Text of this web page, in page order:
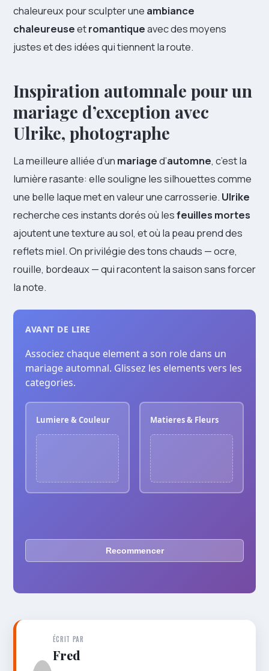
chaleureux pour sculpter une ambiance
chaleureuseetromantiqueavec des moyens
justes et des idées qui tiennent la route.
Inspiration automnale pour un
mariage d’exception avec
Ulrike, photographe
La meilleure alliée d’un mariaged’automne, c’est la
lumière rasante: elle souligne les silhouettes comme
une belle laque met en valeur une carrosserie. Ulrike
recherche ces instants dorés où lesfeuilles mortes
ajoutent une texture au sol, et où la peau prend des
reflets miel. On privilégie des tons chauds — ocre,
rouille, bordeaux — qui racontent la saison sans forcer
la note.
AVANT DE LIRE
Associez chaque element a son role dans un
mariage automnal. Glissez les elements vers les
categories.
Lumiere & Couleur Matieres & Fleurs
Recommencer
ÉCRIT PAR
Fred